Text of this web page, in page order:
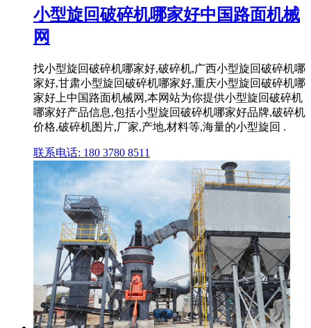
小型旋回破碎机哪家好中国路面机械
网
找小型旋回破碎机哪家好,破碎机,广西小型旋回破碎机哪
家好,甘肃小型旋回破碎机哪家好,重庆小型旋回破碎机哪
家好上中国路面机械网,本网站为你提供小型旋回破碎机
哪家好产品信息,包括小型旋回破碎机哪家好品牌,破碎机
价格,破碎机图片,厂家,产地,材料等,海量的小型旋回 .
联系电话: 180 3780 8511